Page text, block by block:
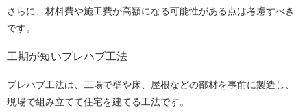
さらに、材料費や施工費が高額になる可能性がある点は考慮すべき
です。
工期が短いプレハブ工法
プレハブ工法は、工場で壁や床、屋根などの部材を事前に製造し、
現場で組み立てて住宅を建てる工法です。